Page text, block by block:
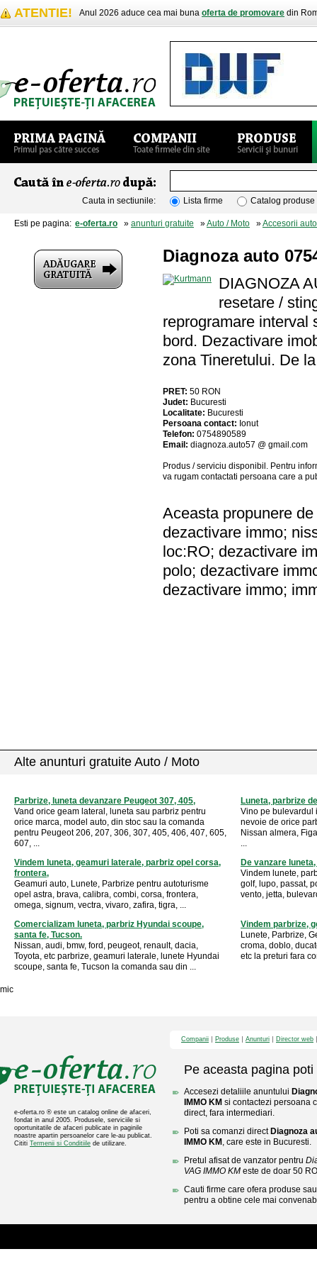
ATENTIE! Anul 2026 aduce cea mai buna oferta de promovare din
Cauta in sectiunile: Lista firme Catalog produse
Esti pe pagina: e-oferta.ro » anunturi gratuite »Auto / Moto »Accesorii auto
Diagnoza auto
DIAGNOZA
resetare /
reprogramare interval
bord. Dezactivare
zona Tineretului. De
PRET: 50 RON
Judet: Bucuresti
Localitate: Bucuresti
Persoana contact: Ionut
Telefon: 0754890589
Email: diagnoza.auto57 @ gmail.com
Produs / serviciu disponibil . Pentru
va rugam contactati persoana care a
Aceasta propunere
dezactivare immo;
loc:RO; dezactivare
polo; dezactivare
dezactivare immo;
Alte anunturi gratuite Auto / Moto
Parbrize, luneta devanzare Peugeot 307, 405,
Vand orice geam lateral, luneta sau parbriz pentru
orice marca, model auto, din stoc sau la comanda
pentru Peugeot 206, 207, 306, 307, 405, 406, 407, 605,
607, ...
Luneta, parbrize
Vino pe bulevardul
nevoie de orice
Nissan almera,
...
Vindem luneta, geamuri laterale, parbriz opel corsa,
frontera,
Geamuri auto, Lunete, Parbrize pentru autoturisme
opel astra, brava, calibra, combi, corsa, frontera,
omega, signum, vectra, vivaro, zafira, tigra, ...
De vanzare
Vindem lunete,
golf, lupo, passat,
vento, jetta,
Comercializam luneta, parbriz Hyundai scoupe,
santa fe, Tucson.
Nissan, audi, bmw, ford, peugeot, renault, dacia,
Toyota, etc parbrize, geamuri laterale, lunete Hyundai
scoupe, santa fe, Tucson la comanda sau din ...
Vindem parbrize,
Lunete, Parbrize,
croma, doblo,
etc la preturi fara
mic
e-oferta.ro ® este un catalog online de afaceri,
fondat in anul 2005. Produsele, serviciile si
oportunitatile de afaceri publicate in paginile
noastre apartin persoanelor care le-au publicat.
Cititi Termenii si Conditiile de utilizare.
Companii Produse Anunturi Director web
Pe aceasta pagina poti
Accesezi detaliile anuntului
IMMO KM si contactezi persoana
direct, fara intermediari.
Poti sa comanzi direct Diagnoza
IMMO KM , care este in Bucuresti.
Pretul afisat de vanzator pentru
VAG IMMO KM este de doar 50
Cauti firme care ofera produse
pentru a obtine cele mai